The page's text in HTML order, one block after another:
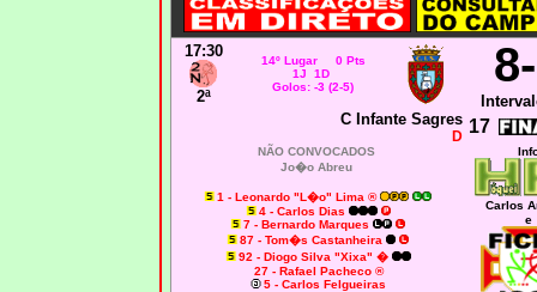
17:30
2ª
14º Lugar 0 Pts
1J 1D
Golos: -3 (2-5)
C Infante Sagres
D 17
NÃO CONVOCADOS
Jo�o Abreu
1 - Leonardo "L�o" Lima ®
4 - Carlos Dias
7 - Bernardo Marques
87 - Tom�s Castanheira
92 - Diogo Silva "Xixa" �
27 - Rafael Pacheco ®
5 - Carlos Felgueiras
Carlos
e